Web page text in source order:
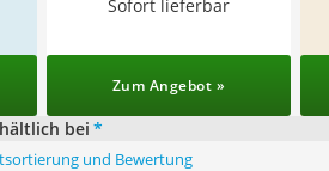
Sofort lieferbar
Zum Angebot »
bei *
und Bewertung